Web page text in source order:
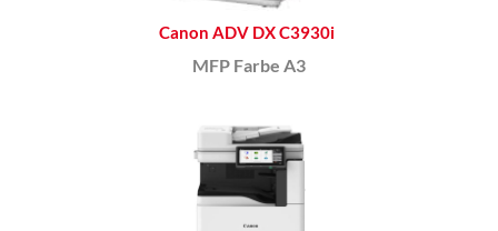
Canon ADV DX C3930i
MFP Farbe A3